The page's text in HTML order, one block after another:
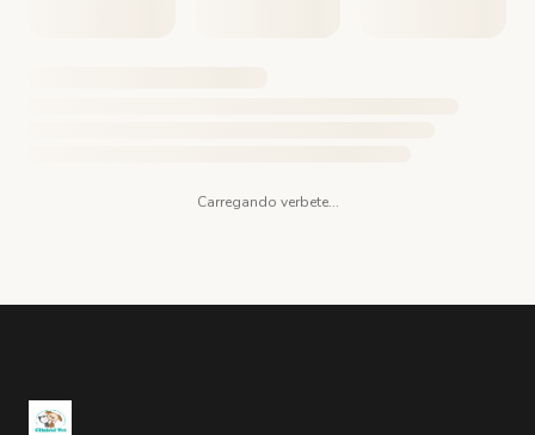
Carregando verbete...